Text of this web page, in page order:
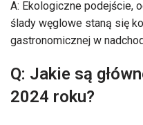
A: Ekologiczne podejście,
ślady węglowe staną się
gastronomicznej w
Q: Jakie są
2024 roku?